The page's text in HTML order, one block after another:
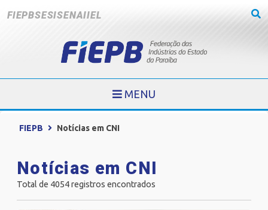
FIEPBSESISENAIIEL
MENU
FIEPB Notícias em CNI
Notícias em CNI
Total de 4054 registros encontrados